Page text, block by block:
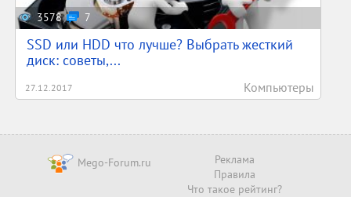
3578 7
SSD или HDD что лучше? Выбрать жесткий
диск: советы,...
27.12.2017 Компьютеры
Mego-Forum.ru
Реклама
Правила
Что такое рейтинг?